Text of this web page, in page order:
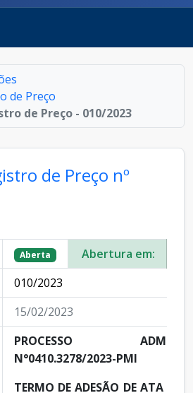
de Preço
de Preço - 010/2023
de Preço nº
Aberta Abertura em:
010/2023
15/02/2023
PROCESSO
N°0410.3278/2023-PMI
TERMO DE ADESÃO DE ATA DE